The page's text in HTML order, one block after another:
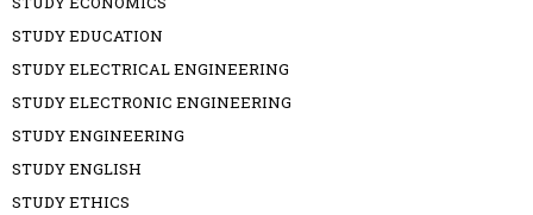
STUDY EDUCATION
STUDY ELECTRICAL ENGINEERING
STUDY ELECTRONIC ENGINEERING
STUDY ENGINEERING
STUDY ENGLISH
STUDY ETHICS